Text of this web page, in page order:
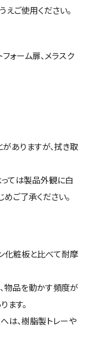
えご使用ください｡
ォーム扉、メラスク
ありますが、拭き取
ては製品外観に白
ご了承ください。
化粧板と比べて耐摩
物品を動かす頻度が
ます。
は、樹脂製トレーや